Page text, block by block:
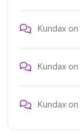
Kundaxon
Kundaxon
Kundaxon